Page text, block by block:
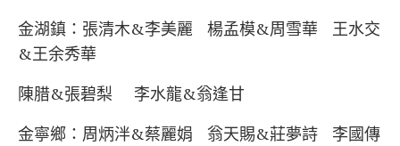
金湖鎮：張清木&李美麗 楊孟模&周雪華 王水交
&王余秀華
陳腊&張碧梨 李水龍&翁逢甘
金寧鄉：周炳泮&蔡麗娟 翁天賜&莊夢詩 李國傳